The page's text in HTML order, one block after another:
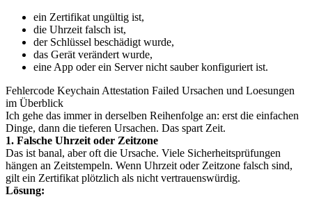
ein Zertifikat ungültig ist,
die Uhrzeit falsch ist,
der Schlüssel beschädigt wurde,
das Gerät verändert wurde,
eine App oder ein Server nicht sauber konfiguriert ist.
Fehlercode Keychain Attestation Failed Ursachen und Loesungen
im Überblick
Ich gehe das immer in derselben Reihenfolge an: erst die einfachen
Dinge, dann die tieferen Ursachen. Das spart Zeit.
1. Falsche Uhrzeit oder Zeitzone
Das ist banal, aber oft die Ursache. Viele Sicherheitsprüfungen
hängen an Zeitstempeln. Wenn Uhrzeit oder Zeitzone falsch sind,
gilt ein Zertifikat plötzlich als nicht vertrauenswürdig.
Lösung: